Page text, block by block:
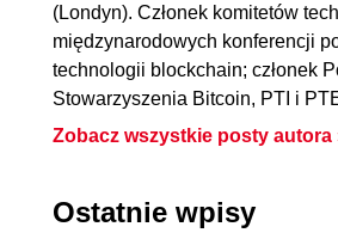
(Londyn). Członek komitetów
międzynarodowych konferencji
technologii blockchain; członek
Stowarzyszenia Bitcoin, PTI i
Zobacz wszystkie posty autora
Ostatnie wpisy